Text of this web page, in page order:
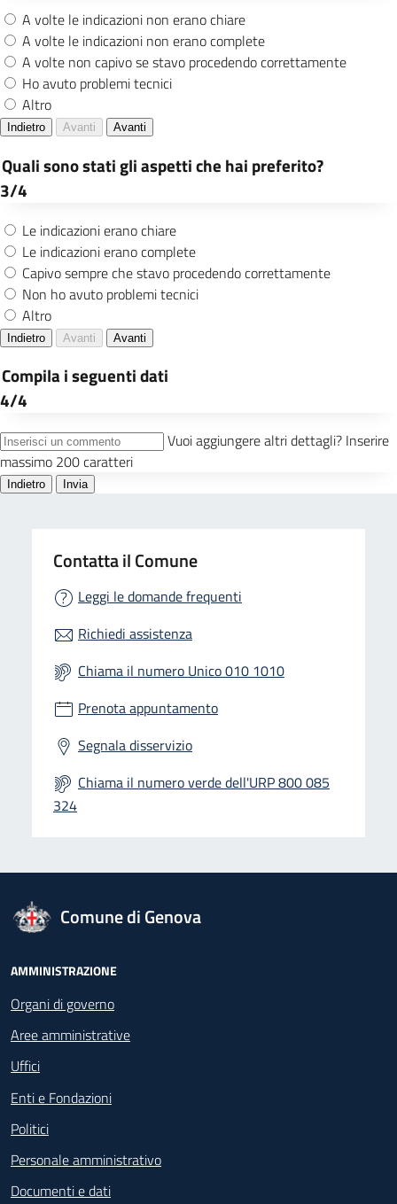
Contatta il Comune
Leggi le domande frequenti
Richiedi assistenza
Chiama il numero Unico 010 1010
Prenota appuntamento
Segnala disservizio
Chiama il numero verde dell'URP 800 085
324
logo Unione Europea
Comune di Genova
Footer - Navigazione
AMMINISTRAZIONE
Organi di governo
Aree amministrative
Uffici
Enti e Fondazioni
Politici
Personale amministrativo
Documenti e dati